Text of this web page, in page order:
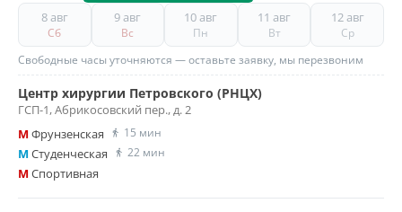
8 авг
Сб
9 авг
Вс
10 авг
Пн
11 авг
Вт
12 авг
Ср
Свободные часы уточняются — оставьте заявку, мы перезвоним
Центр хирургии Петровского (РНЦХ)
ГСП-1, Абрикосовский пер., д. 2
MФрунзенская 15 мин
MСтуденческая 22 мин
MСпортивная